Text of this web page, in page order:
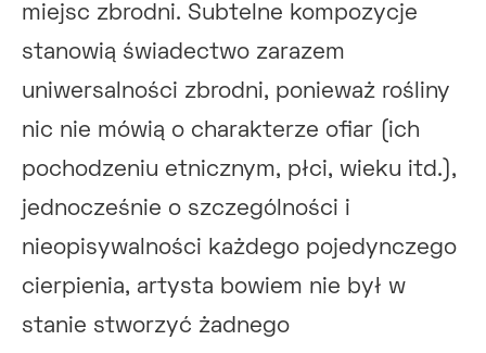
miejsc zbrodni. Subtelne kompozycje
stanowią świadectwo zarazem
uniwersalności zbrodni, ponieważ rośliny
nic nie mówią o charakterze ofiar (ich
pochodzeniu etnicznym, płci, wieku itd.),
jednocześnie o szczególności i
nieopisywalności każdego pojedynczego
cierpienia, artysta bowiem nie był w
stanie stworzyć żadnego